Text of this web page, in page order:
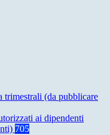
trimestrali (da pubblicare
ai dipendenti
705